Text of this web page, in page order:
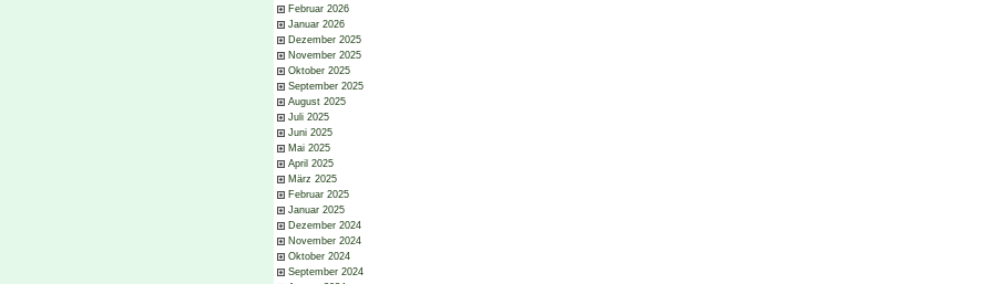
Februar 2026
Januar 2026
Dezember 2025
November 2025
Oktober 2025
September 2025
August 2025
Juli 2025
Juni 2025
Mai 2025
April 2025
März 2025
Februar 2025
Januar 2025
Dezember 2024
November 2024
Oktober 2024
September 2024